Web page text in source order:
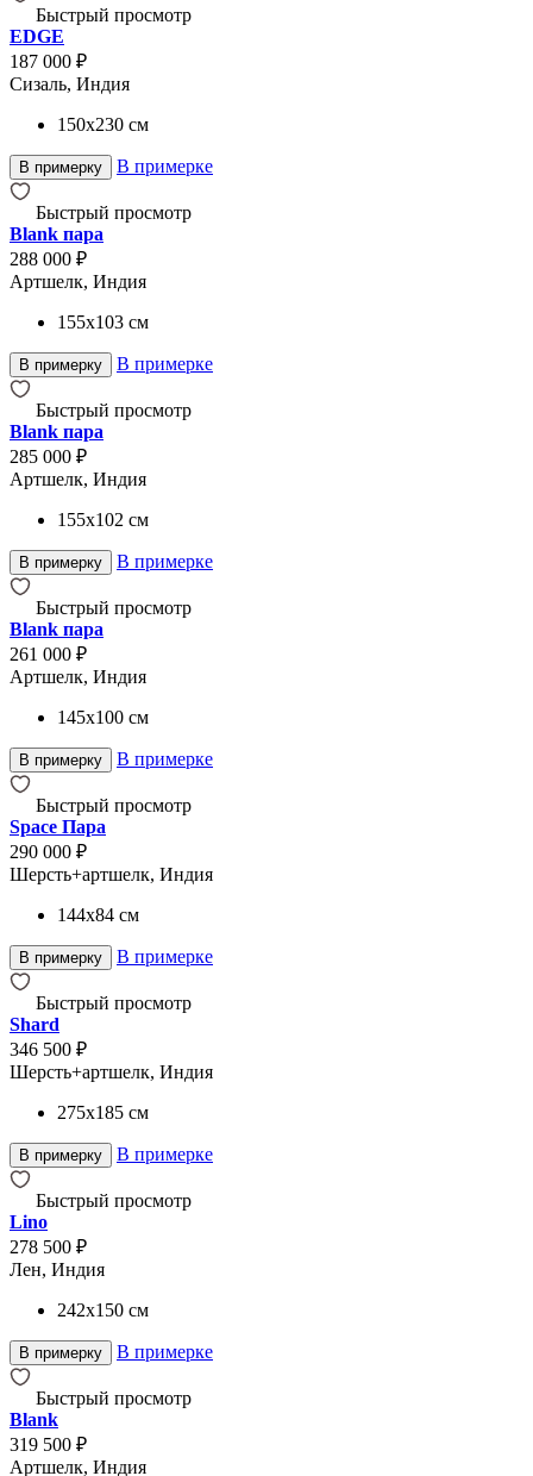
Быстрый просмотр
EDGE
187 000 ₽
Сизаль, Индия
150x230 см
В примерку В примерке
Быстрый просмотр
Blank пара
288 000 ₽
Артшелк, Индия
155x103 см
В примерку В примерке
Быстрый просмотр
Blank пара
285 000 ₽
Артшелк, Индия
155x102 см
В примерку В примерке
Быстрый просмотр
Blank пара
261 000 ₽
Артшелк, Индия
145x100 см
В примерку В примерке
Быстрый просмотр
Space Пара
290 000 ₽
Шерсть+артшелк, Индия
144x84 см
В примерку В примерке
Быстрый просмотр
Shard
346 500 ₽
Шерсть+артшелк, Индия
275x185 см
В примерку В примерке
Быстрый просмотр
Lino
278 500 ₽
Лен, Индия
242x150 см
В примерку В примерке
Быстрый просмотр
Blank
319 500 ₽
Артшелк, Индия